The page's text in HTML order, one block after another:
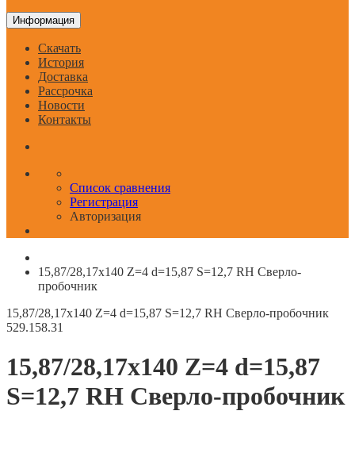
Информация
Скачать
История
Доставка
Рассрочка
Новости
Контакты
Список сравнения
Регистрация
Авторизация
15,87/28,17x140 Z=4 d=15,87 S=12,7 RH Сверло-
пробочник
15,87/28,17x140 Z=4 d=15,87 S=12,7 RH Сверло-пробочник
529.158.31
15,87/28,17x140 Z=4 d=15,87
S=12,7 RH Сверло-пробочник